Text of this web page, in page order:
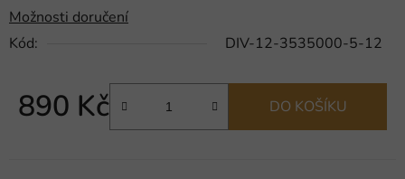
Možnosti doručení
Kód:
DIV-12-3535000-5-12
890 Kč DO KOŠÍKU